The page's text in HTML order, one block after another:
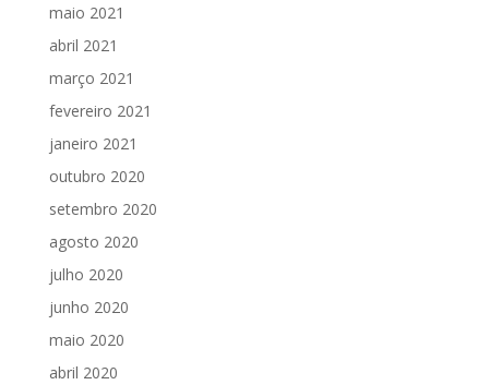
maio 2021
abril 2021
março 2021
fevereiro 2021
janeiro 2021
outubro 2020
setembro 2020
agosto 2020
julho 2020
junho 2020
maio 2020
abril 2020